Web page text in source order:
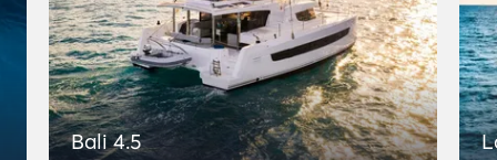
Bali 4.5